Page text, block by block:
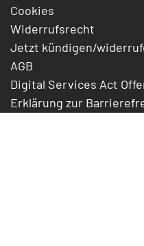
Cookies
Widerrufsrecht
Jetzt kündigen/
AGB
Digital Services Act
Erklärung zur